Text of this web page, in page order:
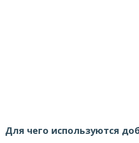
Для чего используются